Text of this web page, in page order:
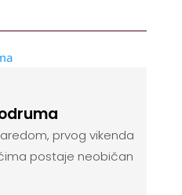
prvog vikenda
postaje neobičan